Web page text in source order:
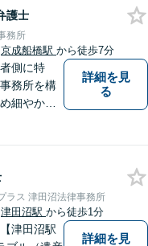
護士
務所
京成船橋駅 から徒歩7分
側に特
務所を構
細やかな
詳細を見
る
ラス 津田沼法律事務所
津田沼駅 から徒歩1分
津田沼駅
詳細を見